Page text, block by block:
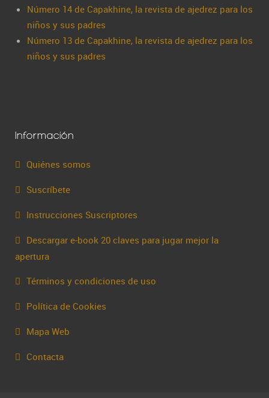
Número 14 de Capakhine, la revista de ajedrez para los
niños y sus padres
Número 13 de Capakhine, la revista de ajedrez para los
niños y sus padres
Información
Quiénes somos
Suscríbete
Instrucciones Suscriptores
Descargar e-book 20 claves para jugar mejor la
apertura
Términos y condiciones de uso
Política de Cookies
Mapa Web
Contacta